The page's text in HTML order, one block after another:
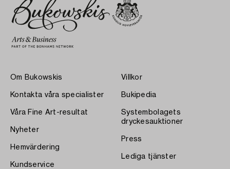
Om Bukowskis
Kontakta våra specialister
Våra Fine Art-resultat
Nyheter
Hemvärdering
Kundservice
Villkor
Bukipedia
Systembolagets
dryckesauktioner
Press
Lediga tjänster